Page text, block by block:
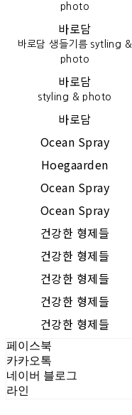
photo
바로담
바로담 생들기름 sytling &
photo
바로담
styling & photo
바로담
Ocean Spray
Hoegaarden
Ocean Spray
Ocean Spray
건강한 형제들
건강한 형제들
건강한 형제들
건강한 형제들
건강한 형제들
페이스북
카카오톡
네이버 블로그
라인